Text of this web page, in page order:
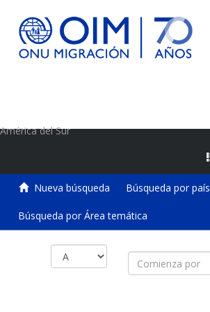
América del Sur
Nueva búsqueda Búsqueda por país
Búsqueda por Área temática